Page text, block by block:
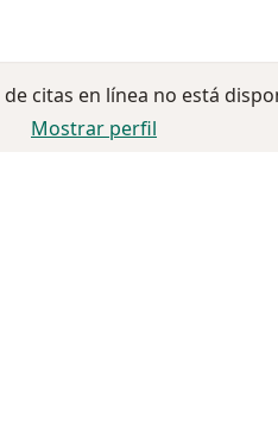
de citas en línea no está
Mostrar perfil